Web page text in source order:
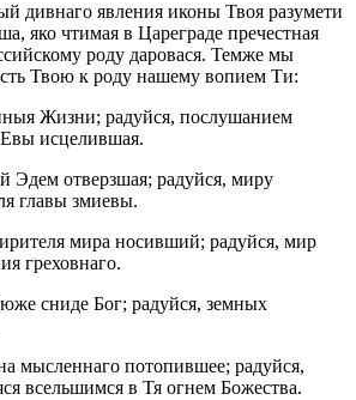
дивнаго явления иконы Твоя разумети
яко чтимая в Цареграде пречестная
роду даровася. Темже мы
Твою к роду нашему вопием Ти:
Жизни; радуйся, послушанием
исцелившая.
Эдем отверзшая; радуйся, миру
главы змиевы.
мира носивший; радуйся, мир
греховнаго.
сниде Бог; радуйся, земных
мысленнаго потопившее; радуйся,
всельшимся в Тя огнем Божества.